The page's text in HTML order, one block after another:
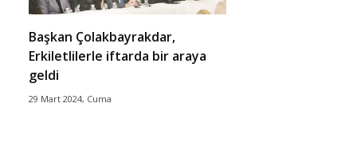
Başkan Çolakbayrakdar,
Erkiletlilerle iftarda bir araya
geldi
29 Mart 2024, Cuma